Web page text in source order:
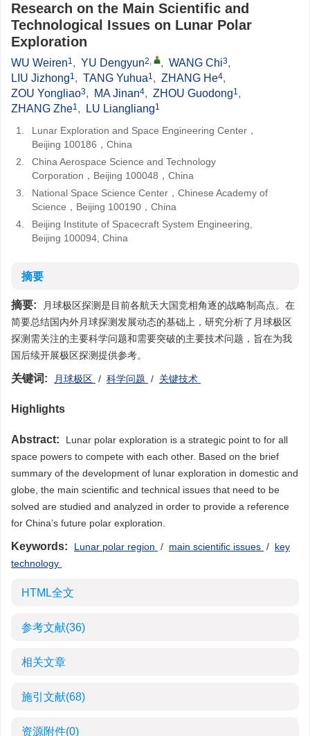
Research on the Main Scientific and
Technological Issues on Lunar Polar
Exploration
WU Weiren1, YU Dengyun2, , WANG Chi3,
LIU Jizhong1, TANG Yuhua1, ZHANG He4,
ZOU Yongliao3, MA Jinan4, ZHOU Guodong1,
ZHANG Zhe1, LU Liangliang1
1.
Lunar Exploration and Space Engineering Center，
Beijing 100186，China
2.
China Aerospace Science and Technology
Corporation，Beijing 100048，China
3.
National Space Science Center，Chinese Academy of
Science，Beijing 100190，China
4.
Beijing Institute of Spacecraft System Engineering,
Beijing 100094, China
摘要
摘要:
月球极区探测是目前各航天大国竞相角逐的战略制高点。在
简要总结国内外月球探测发展动态的基础上，研究分析了月球极区
探测需关注的主要科学问题和需要突破的主要技术问题，旨在为我
国后续开展极区探测提供参考。
关键词: 月球极区 / 科学问题 / 关键技术
Highlights
Abstract:
Lunar polar exploration is a strategic point to for all
space powers to compete with each other. Based on the brief
summary of the development of lunar exploration in domestic and
globe, the main scientific and technical issues that need to be
solved are studied and analyzed in order to provide a reference
for China’s future polar exploration.
Keywords: Lunar polar region / main scientific issues / key
technology
HTML全文
参考文献(36)
相关文章
施引文献(68)
资源附件(0)